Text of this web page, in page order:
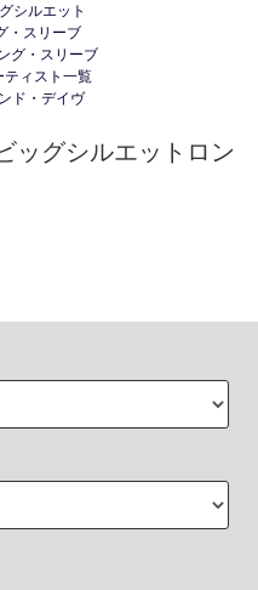
シルエット
・スリーブ
グ・スリーブ
ティスト一覧
ド・デイヴ
ッグシルエットロン